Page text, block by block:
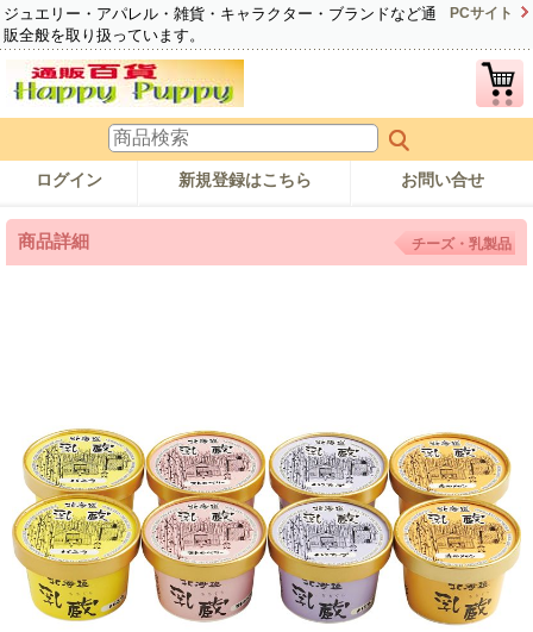
ジュエリー・アパレル・雑貨・キャラクター・ブランドなど通
販全般を取り扱っています。
PCサイト
ログイン 新規登録はこちら お問い合せ
商品詳細 チーズ・乳製品